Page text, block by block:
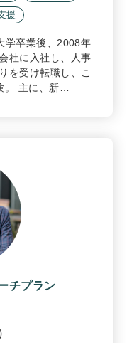
援
学卒業後、2008年
社に入社し、人事
を受け転職し、こ
。 主に、新…
チプラン